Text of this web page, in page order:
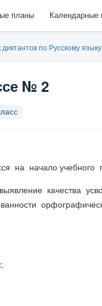
планы Календарные
по Русскому
№ 2
на начало учебного
качества